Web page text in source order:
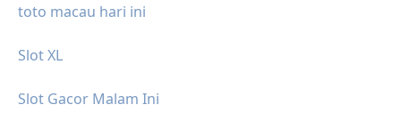
toto macau hari ini
Slot XL
Slot Gacor Malam Ini